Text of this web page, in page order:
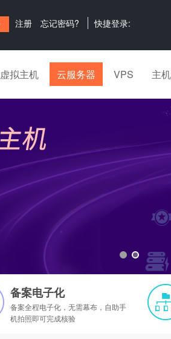
注册 忘记密码? 快捷登录:
虚拟主机 云服务器 VPS 主
备案电子化
备案全程电子化，无需幕布，自助手
机拍照即可完成核验